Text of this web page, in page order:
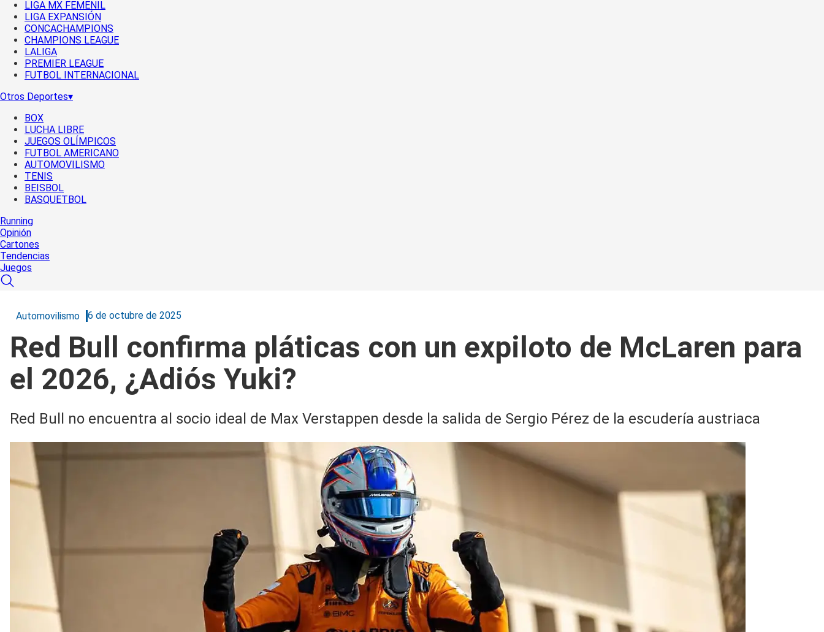
LIGA MX FEMENIL
LIGA EXPANSIÓN
CONCACHAMPIONS
CHAMPIONS LEAGUE
LALIGA
PREMIER LEAGUE
FUTBOL INTERNACIONAL
Otros Deportes▾
BOX
LUCHA LIBRE
JUEGOS OLÍMPICOS
FUTBOL AMERICANO
AUTOMOVILISMO
TENIS
BEISBOL
BASQUETBOL
Running
Opinión
Cartones
Tendencias
Juegos
Automovilismo 6 de octubre de 2025
Red Bull confirma pláticas con un expiloto de McLaren para
el 2026, ¿Adiós Yuki?
Red Bull no encuentra al socio ideal de Max Verstappen desde la salida de Sergio Pérez de la escudería austriaca